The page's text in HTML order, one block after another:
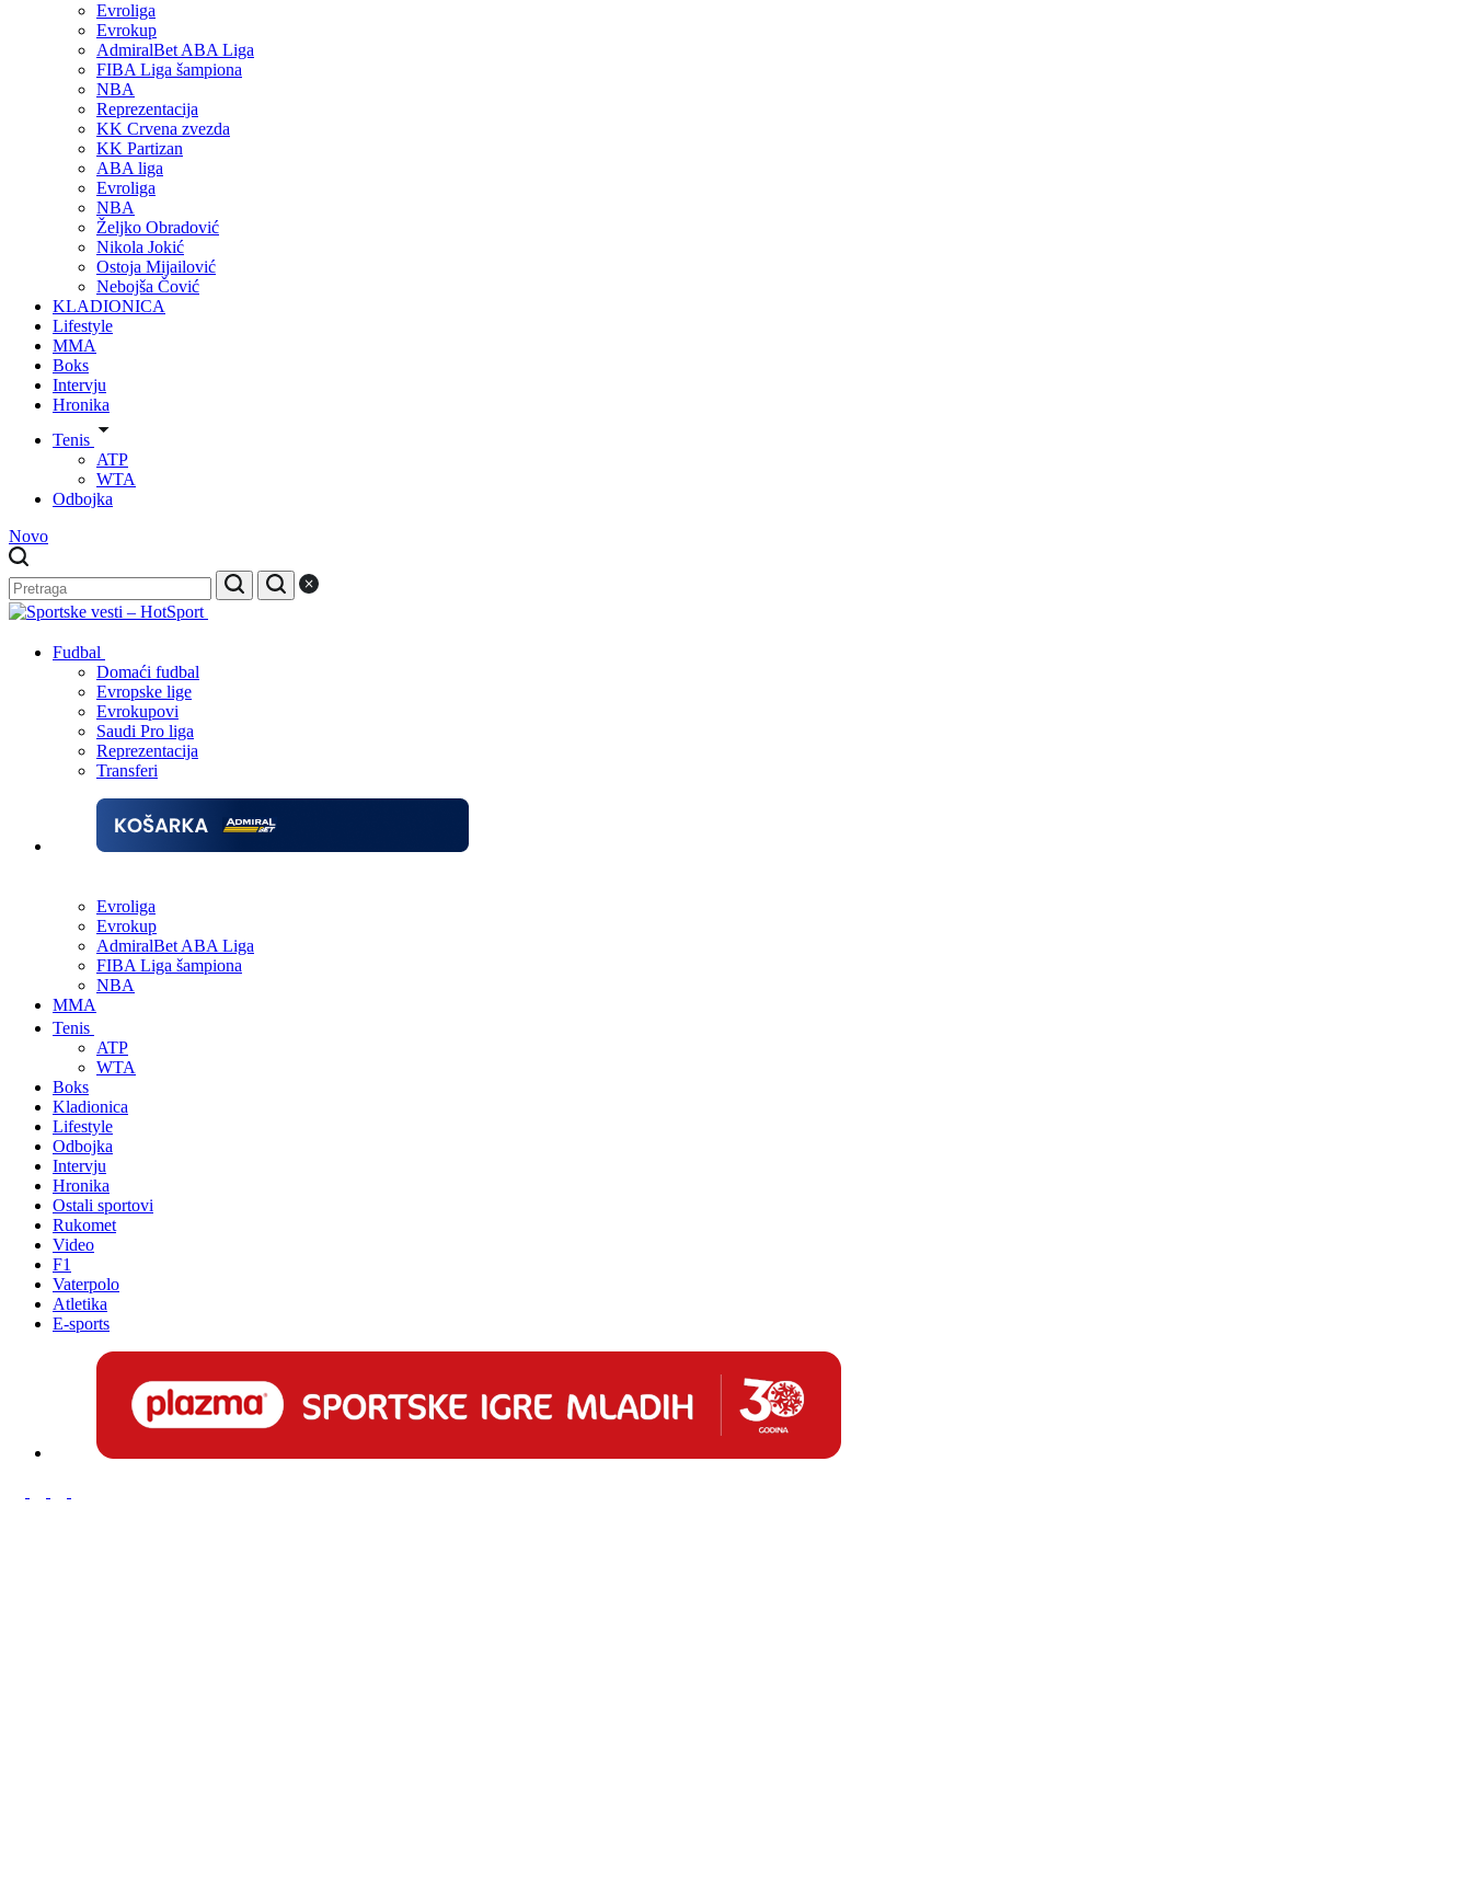
Evroliga
Evrokup
AdmiralBet ABA Liga
FIBA Liga šampiona
NBA
Reprezentacija
KK Crvena zvezda
KK Partizan
ABA liga
Evroliga
NBA
Željko Obradović
Nikola Jokić
Ostoja Mijailović
Nebojša Čović
KLADIONICA
Lifestyle
MMA
Boks
Intervju
Hronika
Tenis
ATP
WTA
Odbojka
Novo
Fudbal
Domaći fudbal
Evropske lige
Evrokupovi
Saudi Pro liga
Reprezentacija
Transferi
Evroliga
Evrokup
AdmiralBet ABA Liga
FIBA Liga šampiona
NBA
MMA
Tenis
ATP
WTA
Boks
Kladionica
Lifestyle
Odbojka
Intervju
Hronika
Ostali sportovi
Rukomet
Video
F1
Vaterpolo
Atletika
E-sports